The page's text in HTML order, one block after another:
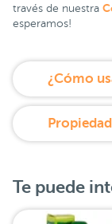
través de nuestra
esperamos!
Te puede